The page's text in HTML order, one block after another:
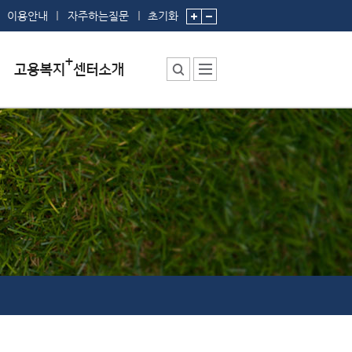
이용안내 자주하는질문 초기화
센터소장 인사말
센터에서 하는 일
부서 및 직원소개
시설안내
시설예약
찾아오시는 길